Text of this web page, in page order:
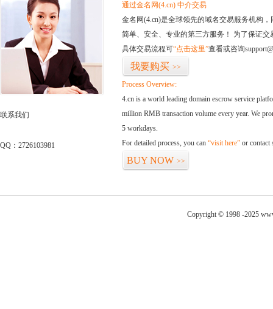
联系我们
QQ：2726103981
通过金名网(4.cn) 中介交易
金名网(4.cn)是全球领先的域名交易服务机构
简单、安全、专业的第三方服务！ 为了保证
具体交易流程可“点击这里”查看或咨询
我要购买 >>
Process Overview:
4.cn is a world leading domain escrow service
million RMB transaction volume every year. We
5 workdays.
For detailed process, you can “visit here” or contact
BUY NOW >>
Copyright © 1998 -2025